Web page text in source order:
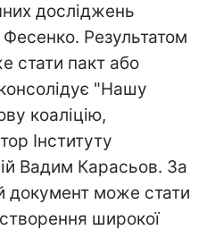
досліджень
Результатом
стати пакт або
"Нашу
коаліцію,
Інституту
Вадим Карасьов. За
документ може стати
широкої